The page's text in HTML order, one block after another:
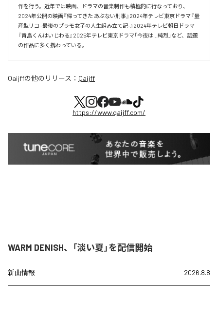
作を行う。近年では映画、ドラマの音楽制作も積極的に行なっており、
2024年公開の映画『帰ってきた あぶない刑事』2024年テレビ東京ドラマ『量
産型リコ -最後のプラモ女子の人生組み立て記-』2024年テレビ朝日ドラマ
『青島くんはいじわる』2025年テレビ東京ドラマ「今夜は…純烈」など、話題
の作品に多く携わっている。
Qaijffの他のリリース： Qaijff
https://www.qaijff.com/
WARM DENISH、「淡い夏」を配信開始
新曲情報 2026.8.8